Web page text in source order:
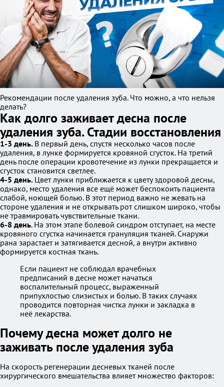
Рекомендации после удаления зуба. Что можно, а что нельзя
делать?
Как долго заживает десна после
удаления зуба. Стадии восстановления
1-3 день. В первый день, спустя несколько часов после
удаления, в лунке формируется кровяной сгусток. На третий
день после операции кровотечение из лунки прекращается и
сгусток становится светлее.
4-5 день. Цвет лунки приближается к цвету здоровой десны,
однако, место удаления все ещё может беспокоить пациента
слабой, ноющей болью. В этот период важно не жевать на
стороне удаления и не открывать рот слишком широко, чтобы
не травмировать чувствительные ткани.
6-8 день. На этом этапе болевой синдром отступает, на месте
кровяного сгустка начинается грануляция тканей. Снаружи
рана зарастает и затягивается десной, а внутри активно
формируется костная ткань.
Если пациент не соблюдал врачебных
предписаний в десне может начаться
воспалительный процесс, выраженный
припухлостью слизистых и болью. В таких случаях
проводится повторная чистка лунки и закладка в
неё лекарства.
Почему десна может долго не
заживать после удаления зуба
На скорость регенерации десневых тканей после
хирургического вмешательства влияет множество факторов: